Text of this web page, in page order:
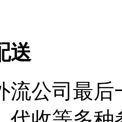
送
流公司最